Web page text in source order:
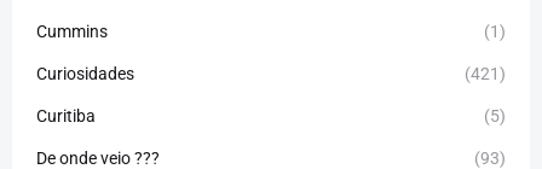
Cummins (1)
Curiosidades (421)
Curitiba (5)
De onde veio ??? (93)